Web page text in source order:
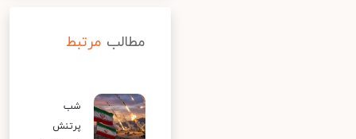
مطالب مرتبط
شب
پرتنش